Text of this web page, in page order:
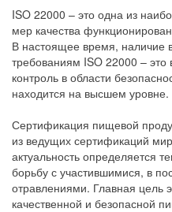
ISO 22000 – это одна из
мер качества
В настоящее время, наличие
требованиям ISO 22000 – это
контроль в области
находится на высшем уровне.
Сертификация пищевой
из ведущих сертификаций
актуальность определяется
борьбу с участившимися, в
отравлениями. Главная цель
качественной и безопасной